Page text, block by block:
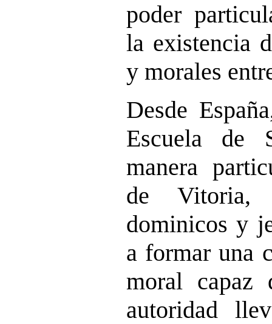
poder
la existencia
y morales
Desde
Escuela de
manera
de Vitoria,
dominicos y
a formar una
moral capaz
autoridad